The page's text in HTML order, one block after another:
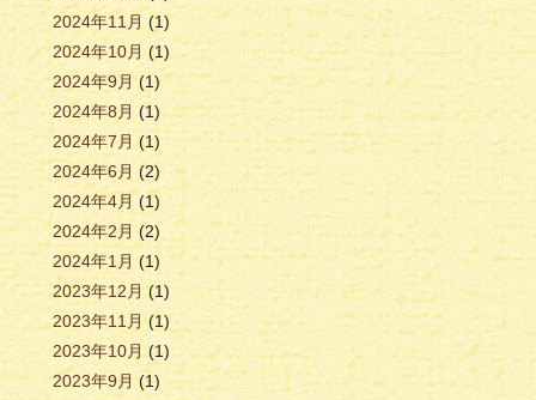
2024年11月(1)
2024年10月(1)
2024年9月(1)
2024年8月(1)
2024年7月(1)
2024年6月(2)
2024年4月(1)
2024年2月(2)
2024年1月(1)
2023年12月(1)
2023年11月(1)
2023年10月(1)
2023年9月(1)